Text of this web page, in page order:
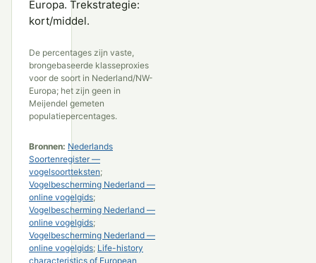
Europa. Trekstrategie:
kort/middel.
De percentages zijn vaste,
brongebaseerde klasseproxies
voor de soort in Nederland/NW-
Europa; het zijn geen in
Meijendel gemeten
populatiepercentages.
Bronnen: Nederlands
Soortenregister —
vogelsoortteksten;
Vogelbescherming Nederland —
online vogelgids;
Vogelbescherming Nederland —
online vogelgids;
Vogelbescherming Nederland —
online vogelgids; Life-history
characteristics of European